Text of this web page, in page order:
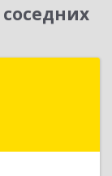
Ленина ул,